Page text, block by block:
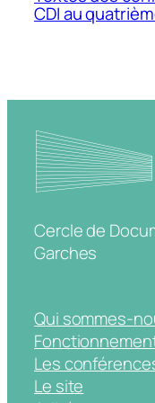
CDI au
Cercle de
Garches
Qui sommes-
Les
Le site